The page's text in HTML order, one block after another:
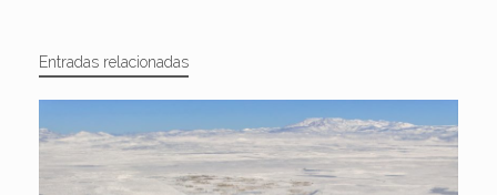
Entradas relacionadas